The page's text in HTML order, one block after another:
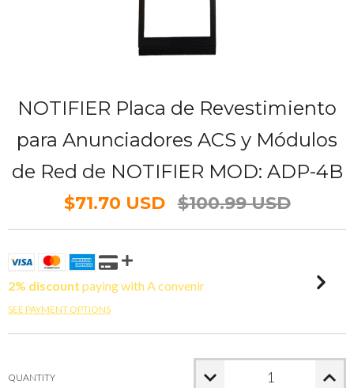
NOTIFIER Placa de Revestimiento
para Anunciadores ACS y Módulos
de Red de NOTIFIER MOD: ADP-4B
$71.70 USD $100.99 USD
2% discount paying with A convenir
SEE PAYMENT OPTIONS
QUANTITY